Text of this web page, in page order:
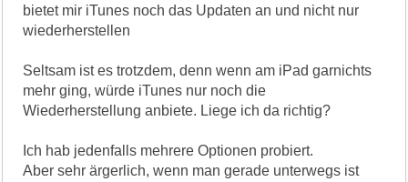
bietet mir iTunes noch das Updaten an und nicht nur
wiederherstellen
Seltsam ist es trotzdem, denn wenn am iPad garnichts
mehr ging, würde iTunes nur noch die
Wiederherstellung anbiete. Liege ich da richtig?
Ich hab jedenfalls mehrere Optionen probiert.
Aber sehr ärgerlich, wenn man gerade unterwegs ist